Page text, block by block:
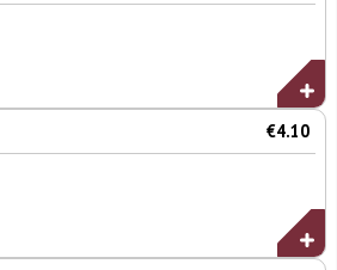
€4.10